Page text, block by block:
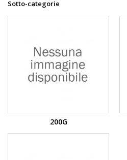
Sotto-categorie
200G